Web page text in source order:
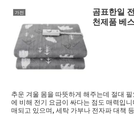
가전
곰표한일
천제품 베
추운 겨울 몸을 따뜻하게 해주는데 절대
에 비해 전기 요금이 싸다는 점도 매력입
매되고 있으며, 세탁 가부나 전자파 대책